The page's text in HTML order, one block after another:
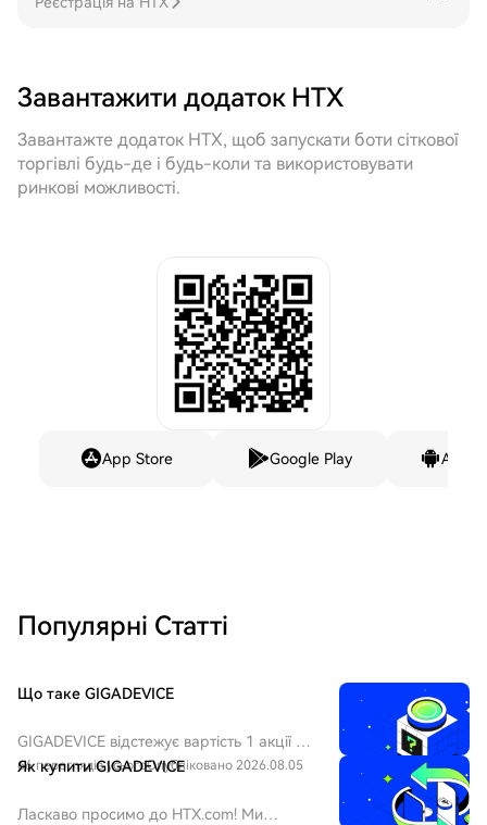
Завантажити додаток HTX
Завантажте додаток HTX, щоб запускати боти сіткової
торгівлі будь-де і будь-коли та використовувати
ринкові можливості.
App Store Google Play
Популярні Статті
Що таке GIGADEVICE
GIGADEVICE відстежує вартість 1 акції A
компанії GigaDevice Semiconductor Inc.,
фондовій біржі (біржовий код 603986).
66 переглядів усьогоОпубліковано 2026.08.05
Як купити GIGADEVICE
Ласкаво просимо до HTX.com! Ми